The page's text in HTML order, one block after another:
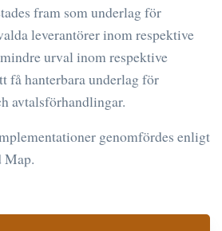
fram som underlag för
leverantörer inom respektive
urval inom respektive
få hanterbara underlag för
avtalsförhandlingar.
genomfördes enligt
Map.